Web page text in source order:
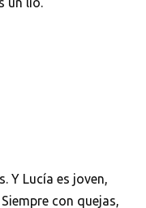
Y Lucía es joven,
con quejas,